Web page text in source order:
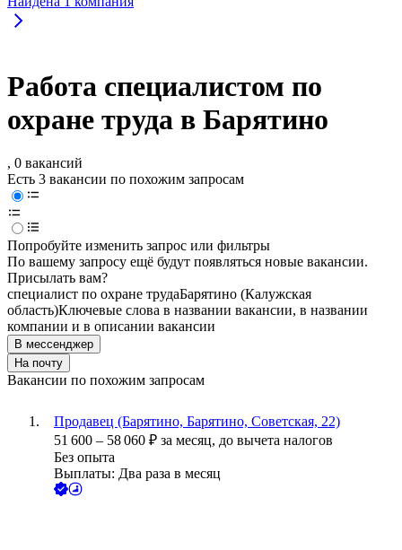
Работа специалистом по
охране труда в Барятино
, 0 вакансий
Есть 3 вакансии по похожим запросам
Попробуйте изменить запрос или фильтры
По вашему запросу ещё будут появляться новые вакансии.
Присылать вам?
специалист по охране трудаБарятино (Калужская
область)Ключевые слова в названии вакансии, в названии
компании и в описании вакансии
В мессенджер
На почту
Вакансии по похожим запросам
Продавец (Барятино, Барятино, Советская, 22)
51 600 – 58 060 ₽ за месяц, до вычета налогов
Без опыта
Выплаты: Два раза в месяц